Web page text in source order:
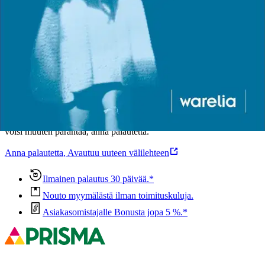
Ominaisuudet
Oletko tyytyväinen tuotetietoihin?
Ovatko tuotetiedot riittävät? Jos tuotetiedoissa on puutteita tai niitä
voisi muuten parantaa, anna palautetta.
Anna palautetta, Avautuu uuteen välilehteen
Ilmainen palautus 30 päivää.*
Nouto myymälästä ilman toimituskuluja.
Asiakasomistajalle Bonusta jopa 5 %.*